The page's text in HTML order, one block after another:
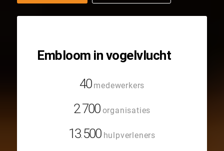
Embloom in vogelvlucht
40medewerkers
2.700organisaties
13. 500hulpverleners